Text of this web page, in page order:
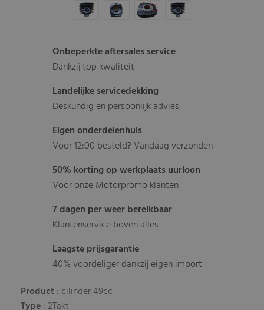
Onbeperkte aftersales service
Dankzij top kwaliteit
Landelijke servicedekking
Deskundig en persoonlijk advies
Eigen onderdelenhuis
Voor 12:00 besteld? Vandaag verzonden
50% korting op werkplaats uurloon
Voor onze Motorpromo klanten
7 dagen per weer bereikbaar
Klantenservice boven alles
Laagste prijsgarantie
40% voordeliger dankzij eigen import
Product: cilinder 49cc
Type: 2Takt